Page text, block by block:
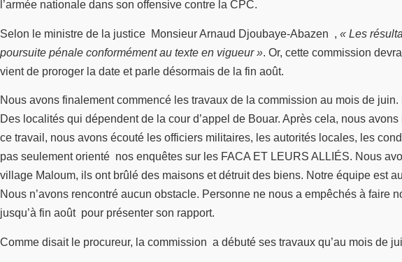
l’armée nationale dans son offensive contre la CPC.
Selon le ministre de la justice Monsieur Arnaud Djoubaye-Abazen , « Les
poursuite pénale conformément au texte en vigueur ». Or, cette commission
vient de proroger la date et parle désormais de la fin août.
Nous avons finalement commencé les travaux de la commission au mois de
Des localités qui dépendent de la cour d’appel de Bouar. Après cela, nous
ce travail, nous avons écouté les officiers militaires, les autorités locales, les
pas seulement orienté nos enquêtes sur les FACA ET LEURS ALLIÉS. Nous
village Maloum, ils ont brûlé des maisons et détruit des biens. Notre équipe est
Nous n’avons rencontré aucun obstacle. Personne ne nous a empêchés à
jusqu’à fin août pour présenter son rapport.
Comme disait le procureur, la commission a débuté ses travaux qu’au mois de